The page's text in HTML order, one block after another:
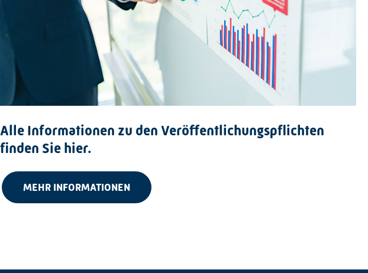
Alle Informationen zu den Veröffentlichungspflichten
finden Sie hier.
MEHR INFORMATIONEN